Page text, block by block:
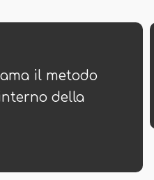
Oserror